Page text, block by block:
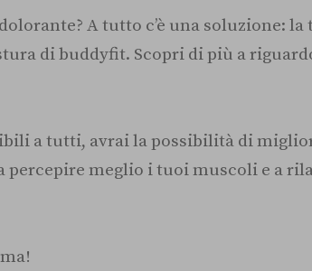
A tutto c’è una soluzione: la
di buddyfit. Scopri di più a
a tutti, avrai la possibilità di
meglio i tuoi muscoli e a